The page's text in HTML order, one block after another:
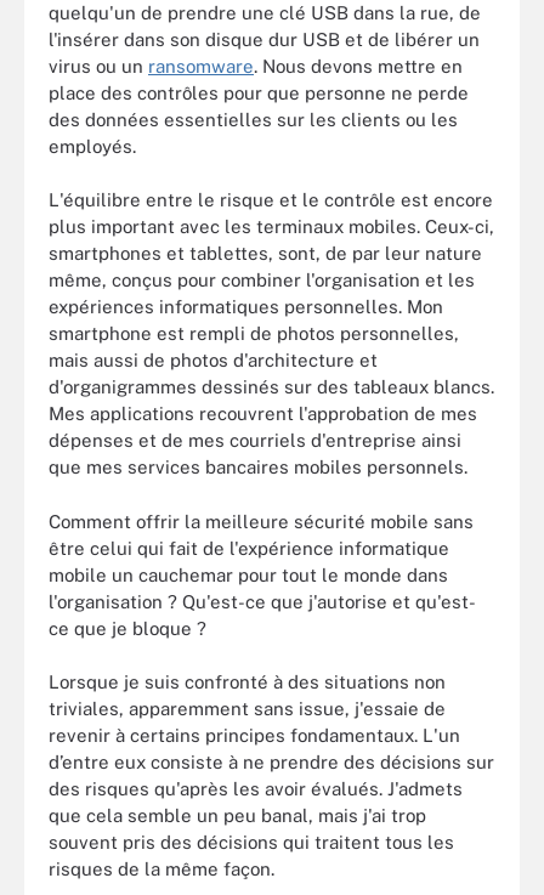
quelqu'un de prendre une clé USB dans la rue, de
l'insérer dans son disque dur USB et de libérer un
virus ou un ransomware. Nous devons mettre en
place des contrôles pour que personne ne perde
des données essentielles sur les clients ou les
employés.
L'équilibre entre le risque et le contrôle est encore
plus important avec les terminaux mobiles. Ceux-ci,
smartphones et tablettes, sont, de par leur nature
même, conçus pour combiner l'organisation et les
expériences informatiques personnelles. Mon
smartphone est rempli de photos personnelles,
mais aussi de photos d'architecture et
d'organigrammes dessinés sur des tableaux blancs.
Mes applications recouvrent l'approbation de mes
dépenses et de mes courriels d'entreprise ainsi
que mes services bancaires mobiles personnels.
Comment offrir la meilleure sécurité mobile sans
être celui qui fait de l'expérience informatique
mobile un cauchemar pour tout le monde dans
l'organisation ? Qu'est-ce que j'autorise et qu'est-
ce que je bloque ?
Lorsque je suis confronté à des situations non
triviales, apparemment sans issue, j'essaie de
revenir à certains principes fondamentaux. L'un
d’entre eux consiste à ne prendre des décisions sur
des risques qu'après les avoir évalués. J'admets
que cela semble un peu banal, mais j'ai trop
souvent pris des décisions qui traitent tous les
risques de la même façon.